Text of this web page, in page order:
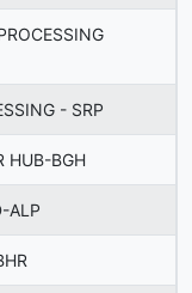
- SRP
HUB-BGH
ALP